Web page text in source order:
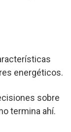
energéticos.
sobre
termina ahí.